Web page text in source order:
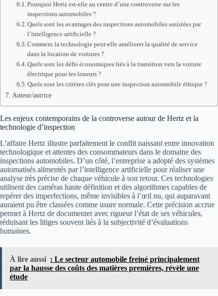
Pourquoi Hertz est-elle au centre d’une controverse sur les
inspections automobiles ?
Quels sont les avantages des inspections automobiles assistées par
l’intelligence artificielle ?
Comment la technologie peut-elle améliorer la qualité de service
dans la location de voitures ?
Quels sont les défis économiques liés à la transition vers la voiture
électrique pour les loueurs ?
Quels sont les critères clés pour une inspection automobile éthique ?
Auteur/autrice
Les enjeux contemporains de la controverse autour de Hertz et la
technologie d’inspection
L’affaire Hertz illustre parfaitement le conflit naissant entre innovation
technologique et attentes des consommateurs dans le domaine des
inspections automobiles. D’un côté, l’entreprise a adopté des systèmes
automatisés alimentés par l’intelligence artificielle pour réaliser une
analyse très précise de chaque véhicule à son retour. Ces technologies
utilisent des caméras haute définition et des algorithmes capables de
repérer des imperfections, même invisibles à l’œil nu, qui auparavant
auraient pu être classées comme usure normale. Cette précision accrue
permet à Hertz de documenter avec rigueur l’état de ses véhicules,
réduisant les litiges souvent liés à la subjectivité d’évaluations
humaines.
À lire aussi : Le secteur automobile freiné principalement
par la hausse des coûts des matières premières, révèle une
étude